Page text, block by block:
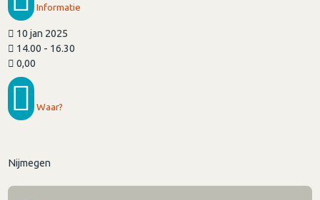
Informatie
10 jan 2025
14.00 - 16.30
0,00
Waar?
Nijmegen